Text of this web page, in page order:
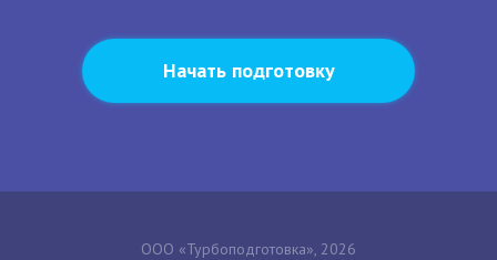
Начать подготовку
ООО «Турбоподготовка», 2026